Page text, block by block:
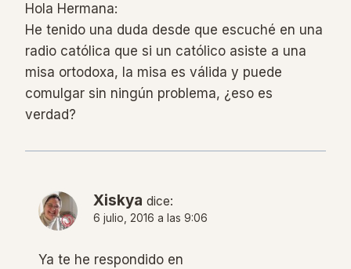
Hola Hermana:
He tenido una duda desde que escuché en una
radio católica que si un católico asiste a una
misa ortodoxa, la misa es válida y puede
comulgar sin ningún problema, ¿eso es
verdad?
Xiskya dice:
6 julio, 2016 a las 9:06
Ya te he respondido en